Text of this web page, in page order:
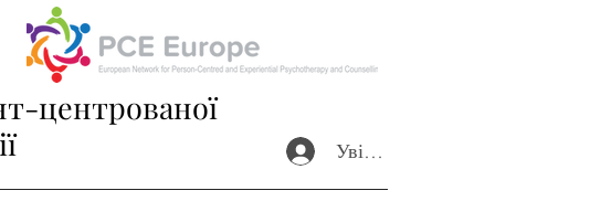
Увійти
центрованої